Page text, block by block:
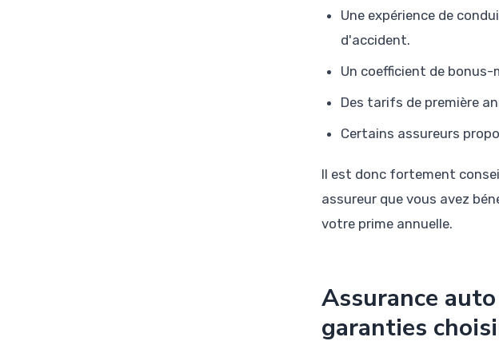
Une expérience de
d'accident.
Un coefficient de bonus-
Des tarifs de première
Certains assureurs
Il est donc fortement
assureur que vous avez
votre prime annuelle.
Assurance
garanties